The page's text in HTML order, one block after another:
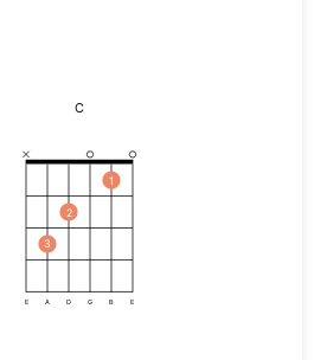
C
3
2
1
E A D G B E